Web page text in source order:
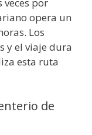
veces por
opera un
Los
y el viaje dura
esta ruta
de